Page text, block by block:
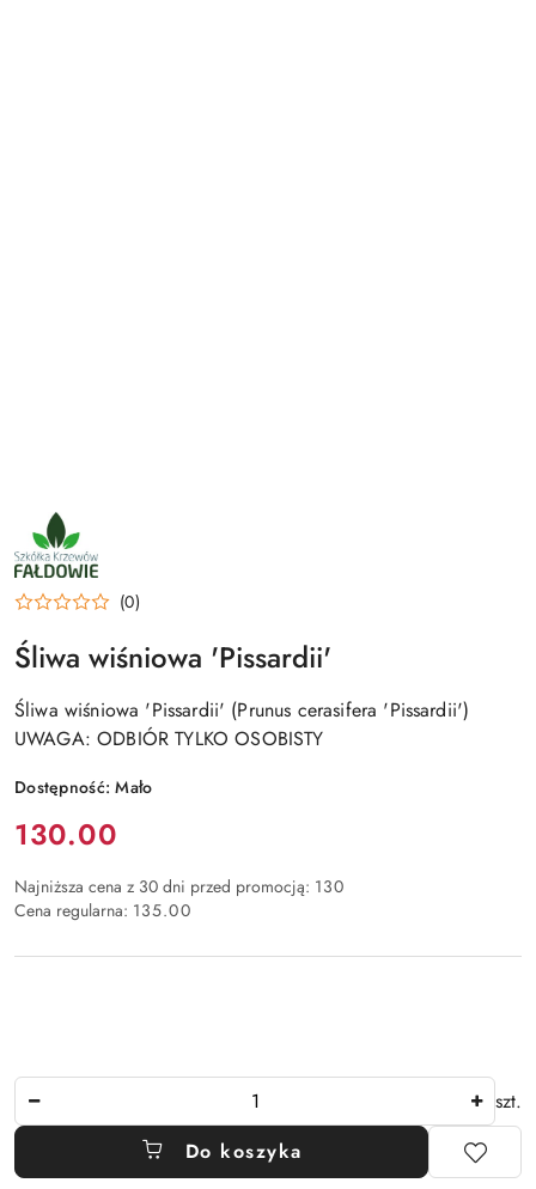
NAZWA
PRODUCENTA:
SZKÓŁKA
KRZEWÓW
FAŁDOWIE
(0)
Śliwa wiśniowa 'Pissardii'
Śliwa wiśniowa 'Pissardii' (Prunus cerasifera 'Pissardii')
UWAGA: ODBIÓR TYLKO OSOBISTY
Dostępność:Mało
Cena:
130.00
Najniższa cena z 30 dni przed promocją: 130
Cena regularna: 135.00
szt.
Do koszyka